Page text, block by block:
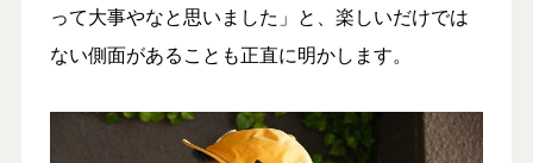
って大事やなと思いました」と、楽しいだけでは
ない側面があることも正直に明かします。